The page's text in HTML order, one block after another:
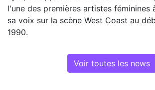
l'une des premières artistes féminines
sa voix sur la scène West Coast au
1990.
Voir toutes les news